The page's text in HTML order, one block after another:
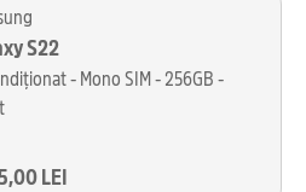
S22
- Mono SIM - 256GB -
LEI